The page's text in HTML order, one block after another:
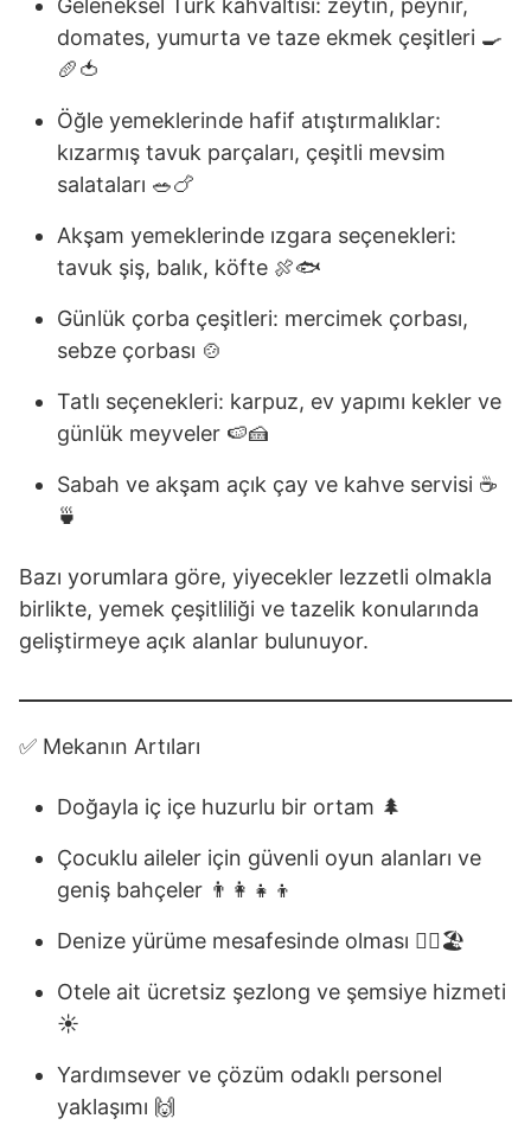
Geleneksel Türk kahvaltısı: zeytin, peynir,
domates, yumurta ve taze ekmek çeşitleri 🍳
🥖🍅
Öğle yemeklerinde hafif atıştırmalıklar:
kızarmış tavuk parçaları, çeşitli mevsim
salataları 🥗🍗
Akşam yemeklerinde ızgara seçenekleri:
tavuk şiş, balık, köfte 🍖🐟
Günlük çorba çeşitleri: mercimek çorbası,
sebze çorbası 🍲
Tatlı seçenekleri: karpuz, ev yapımı kekler ve
günlük meyveler 🍉🍰
Sabah ve akşam açık çay ve kahve servisi ☕
🍵
Bazı yorumlara göre, yiyecekler lezzetli olmakla
birlikte, yemek çeşitliliği ve tazelik konularında
geliştirmeye açık alanlar bulunuyor.
✅ Mekanın Artıları
Doğayla iç içe huzurlu bir ortam 🌲
Çocuklu aileler için güvenli oyun alanları ve
geniş bahçeler 👨‍👩‍👧‍👦
Denize yürüme mesafesinde olması 🚶‍♂️🏖️
Otele ait ücretsiz şezlong ve şemsiye hizmeti
☀️
Yardımsever ve çözüm odaklı personel
yaklaşımı 🙌